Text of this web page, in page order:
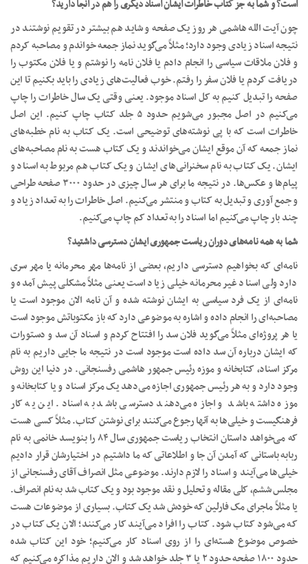
است؟ و شما به جز کتاب خاطرات ایشان اسناد دیگری را هم در آنجا دارید؟
چون آیت الله هاشمی هر روز یک صفحه و شاید هم بیشتر در تقویم نوشتند در
نتیجه اسناد زیادی وجود دارد؛ مثلاً می‌گوید نماز جمعه خواندم و مصاحبه کردم
و فلان ملاقات سیاسی را انجام دادم یا فلان نامه را نوشتم و یا فلان مکتوب را
دریافت کردم یا فلان سفر را رفتم. خوب فعالیت‌های زیادی را باید بکنیم تا این
صفحه را تبدیل کنیم به کل اسناد موجود. یعنی وقتی یک سال خاطرات را چاپ
می‌کنیم در اصل مجبور می‌شویم حدود ۵ جلد کتاب چاپ کنیم. این اصل
خاطرات است که با پی نوشته‌های توضیحی است. یک کتاب به نام خطبه‌های
نماز جمعه که آن موقع ایشان می‌خواندند و یک کتاب هست به نام مصاحبه‌های
ایشان. یک کتاب به نام سخنرانی‌های ایشان و یک کتاب هم مربوط به اسناد و
پیام‌ها و عکس‌ها. در نتیجه ما برای هر سال چیزی در حدود ۳۰۰۰ صفحه طراحی
و جمع آوری و تبدیل به کتاب و منتشر می‌کنیم. اصل خاطرات را به تعداد زیاد و
چند بار چاپ می‌کنیم اما اسناد را به تعداد کم چاپ می‌کنیم.
شما به همه نامه‌های دوران ریاست جمهوری ایشان دسترسی داشتید؟
نامه‌ای که بخواهیم دسترسی داریم، بعضی از نامه‌ها مهر محرمانه یا مهر سری
دارد ولی اسناد غیر محرمانه خیلی زیاد است یعنی مثلاً مشکلی پیش آمده و
نامه‌ای از یک فرد سیاسی به ایشان نوشته شده و آن نامه الان موجود است یا
مصاحبه‌ای را انجام داده و اشاره به موضوعی دارد که باز مکتوباتش موجود است
یا هر پروژه‌ای مثلاً می‌گوید فلان سد را افتتاح کردم و اسناد آن سد و دستورات
که ایشان درباره آن سد داده است موجود است در نتیجه ما جایی داریم به نام
مرکز اسناد، کتابخانه و موزه رئیس جمهور هاشمی رفسنجانی. در دنیا این روش
وجود دارد و به هر رئیس جمهوری اجازه می‌دهد یک مرکز اسناد و یا کتابخانه و
موزه داشته باشد و اجازه می‌دهند دسترسی باشد به اسناد. این یه کار
فرهنگیست و خیلی‌ها به آنها رجوع می‌کنند برای نوشتن کتاب. مثلاً کسی هست
که می‌خواهد داستان انتخاب ریاست جمهوری سال ۸۴ را بنویسد خانمی به نام
ربابه باستانی که آمدن آن جا و اطلاعاتی که ما داشتیم در اختیارشان قرار دادیم
خیلی‌ها می‌آیند و اسناد را لازم دارند. موضوعی مثل انصراف آقای رفسنجانی از
مجلس ششم، کلی مقاله و تحلیل و نقد موجود بود و یک کتاب شد به نام انصراف.
یا مثلاً ماجرای مک فارلین که خودش شد یک کتاب. بسیاری از موضوعات هست
که می‌شود کتاب شود. کتاب را افراد می‌آیند کار می‌کنند؛ الان یک کتاب در
خصوص موضوع هسته‌ای را از روی اسناد کار می‌کنیم؛ خود این کتاب شده
حدود ۱۸۰۰ صفحه حدود ۲ یا ۳ جلد خواهد شد و الان داریم مذاکره می‌کنیم که